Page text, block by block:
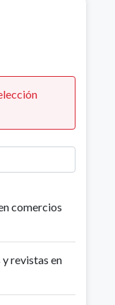
comercios
revistas en